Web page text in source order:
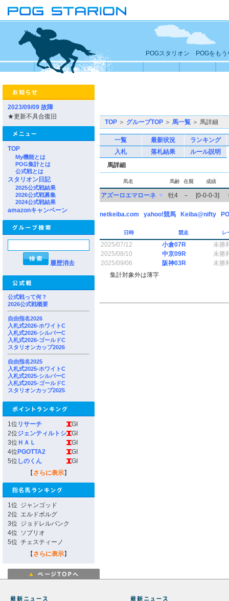
POGスタリオン POGをもう
2023/09/09 故障
★更新不具合復旧
TOP
My機能とは
POG集計とは
公式戦とは
スタリオン日記
2025公式戦結果
2026公式戦募集
2024公式戦結果
amazonキャンペーン
履歴消去
公式戦って何？
2026公式戦概要
自由指名2026
入札式2026-ホワイトC
入札式2026-シルバーC
入札式2026-ゴールドC
スタリオンカップ2026
自由指名2025
入札式2025-ホワイトC
入札式2025-シルバーC
入札式2025-ゴールドC
スタリオンカップ2025
1位 リサーチ
GI
2位ジェンティルトシ
GI
3位 ＨＡＬ
GI
4位 PGOTTA2
GI
5位 しのくん
GI
【 さらに表示】
1位 ジャンゴッド
2位 エルドボルグ
3位 ジョドレルバンク
4位 ソブリオ
5位 チェスティーノ
【 さらに表示】
TOP ＞ グループTOP ＞ 馬一覧 ＞ 馬詳細
一覧 最新状況
ランキング
入札
落札結果
ルール説明
馬詳細
馬名 馬齢 在厩 成績
アズーロエマローネ ▼ 牡4 － [0-0-0-3]
netkeiba.com yahoo!競馬 Keiba@nifty
日時 競走 レ
2025/07/12 小倉07R
未勝
2025/08/10
中京09R
未勝
2025/09/06
阪神03R
未勝
集計対象外は薄字